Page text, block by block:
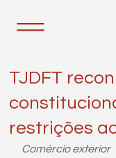
TJDFT
restrições
Comércio exterior